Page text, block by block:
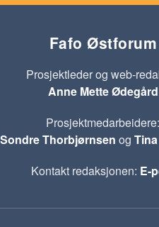
Fafo Østforum
Prosjektleder og web-
Anne Mette Ødegård
Prosjektmedarbeidere:
Sondre Thorbjørnsen og
Kontakt redaksjonen: E-